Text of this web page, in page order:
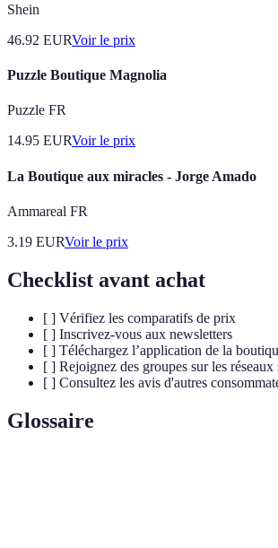
Shein
46.92 EURVoir le prix
Puzzle Boutique Magnolia
Puzzle FR
14.95 EURVoir le prix
La Boutique aux miracles - Jorge Amado
Ammareal FR
3.19 EURVoir le prix
Checklist avant achat
[ ] Vérifiez les comparatifs de prix
[ ] Inscrivez-vous aux newsletters
[ ] Téléchargez l’application de la
[ ] Rejoignez des groupes sur les réseaux
[ ] Consultez les avis d'autres
Glossaire